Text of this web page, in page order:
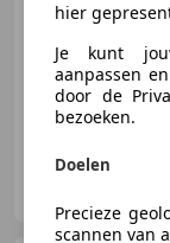
04/1977
Loubann Cars
hier
Je kunt
aanpassen
door de
bezoeken.
Doelen
Precieze
scannen van